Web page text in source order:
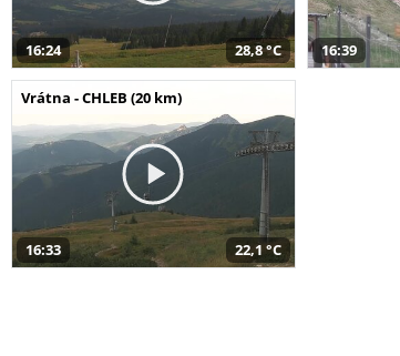
16:24 28,8 °C 16:39
Vrátna - CHLEB (20 km)
16:33 22,1 °C